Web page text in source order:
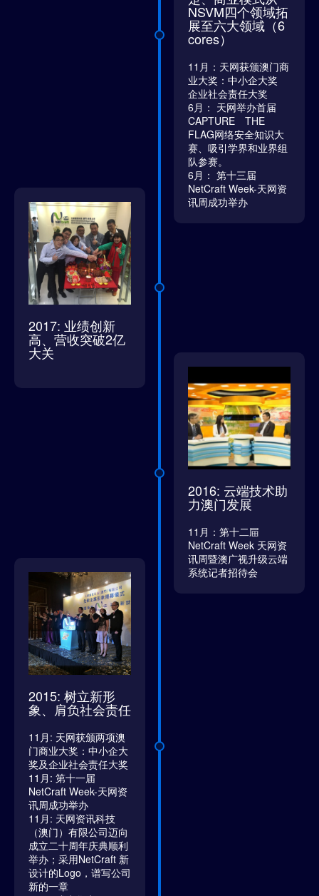
NSVM四个领域拓
展至六大领域（6
cores）
11月：天网获颁澳门商
业大奖：中小企大奖
企业社会责任大奖
6月： 天网举办首届
CAPTURE THE
FLAG网络安全知识大
赛、吸引学界和业界组
队参赛。
6月： 第十三届
NetCraft Week-天网资
讯周成功举办
2017: 业绩创新
高、营收突破2亿
大关
2016: 云端技术助
力澳门发展
11月：第十二屇
NetCraft Week 天网资
讯周暨澳广视升级云端
系统记者招待会
2015: 树立新形
象、肩负社会责任
11月: 天网获颁两项澳
门商业大奖：中小企大
奖及企业社会责任大奖
11月: 第十一届
NetCraft Week-天网资
讯周成功举办
11月: 天网资讯科技
（澳门）有限公司迈向
成立二十周年庆典顺利
举办；采用NetCraft 新
设计的Logo，谱写公司
新的一章